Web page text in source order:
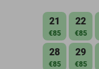
21
€85
22
€85
28
€85
29
€85